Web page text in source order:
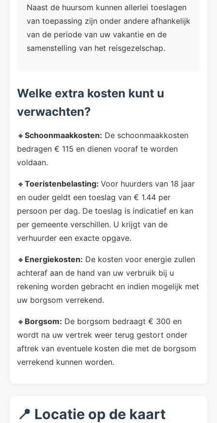
Naast de huursom kunnen allerlei toeslagen
van toepassing zijn onder andere afhankelijk
van de periode van uw vakantie en de
samenstelling van het reisgezelschap.
Welke extra kosten kunt u
verwachten?
🔸 Schoonmaakkosten: De schoonmaakkosten
bedragen € 115 en dienen vooraf te worden
voldaan.
🔸 Toeristenbelasting: Voor huurders van 18 jaar
en ouder geldt een toeslag van € 1.44 per
persoon per dag. De toeslag is indicatief en kan
per gemeente verschillen. U krijgt van de
verhuurder een exacte opgave.
🔸 Energiekosten: De kosten voor energie zullen
achteraf aan de hand van uw verbruik bij u
rekening worden gebracht en indien mogelijk met
uw borgsom verrekend.
🔸 Borgsom: De borgsom bedraagt € 300 en
wordt na uw vertrek weer terug gestort onder
aftrek van eventuele kosten die met de borgsom
verrekend kunnen worden.
📍 Locatie op de kaart